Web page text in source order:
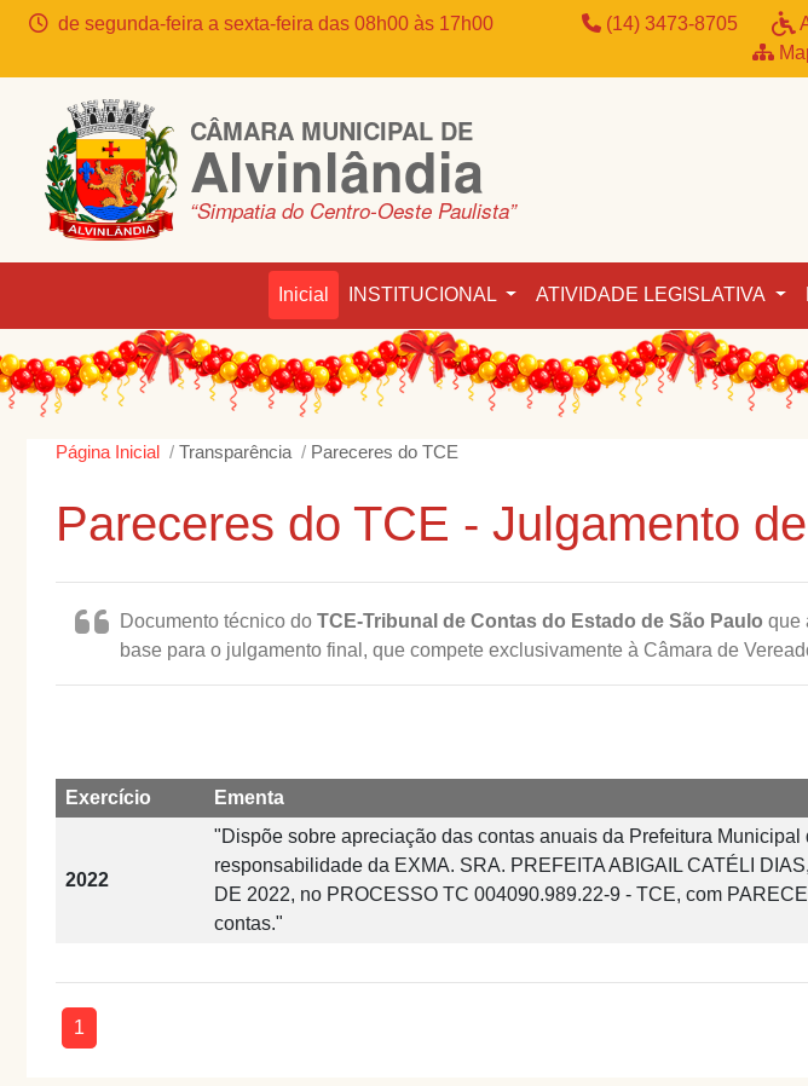
de segunda-feira a sexta-feira das 08h00 às 17h00 (14) 3473-8705
CÂMARA MUNICIPAL DE
Alvinlândia
“Simpatia do Centro-Oeste Paulista”
Inicial INSTITUCIONAL ATIVIDADE LEGISLATIVA
Página Inicial Transparência Pareceres do TCE
Pareceres do TCE - Julgamento
Documento técnico do TCE-Tribunal de Contas do Estado de São Paulo que
base para o julgamento final, que compete exclusivamente à Câmara de
Exercício Ementa
2022
"Dispõe sobre apreciação das contas anuais da Prefeitura Municipal
responsabilidade da EXMA. SRA. PREFEITA ABIGAIL CATÉLI
DE 2022, no PROCESSO TC 004090.989.22-9 - TCE, com
contas."
1